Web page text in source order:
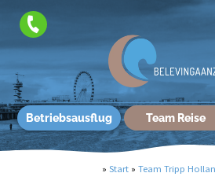
Betriebsausflug Team Reise
» Start » Team Tripp